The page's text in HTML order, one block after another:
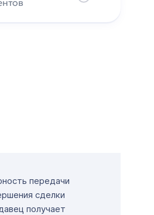
передачи
сделки
получает